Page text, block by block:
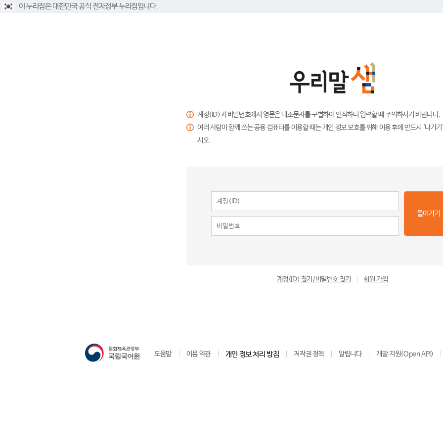
이 누리집은 대한민국 공식 전자정부 누리집입니다.
계정(ID)과 비밀번호에서 영문은 대소문자를 구별하여 인식하니 입력할 때 주의하시기 바랍니다.
여러 사람이 함께 쓰는 공용 컴퓨터를 이용할 때는 개인 정보 보호를 위해 이용 후에 반드시 '나가
시오.
들어가기
계정(ID) 찾기/비밀번호 찾기 회원 가입
도움말 이용 약관 개인 정보 처리 방침 저작권 정책 알립니다 개발 지원(Open API)